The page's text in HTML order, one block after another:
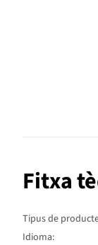
Fitxa
Tipus de
Idioma: